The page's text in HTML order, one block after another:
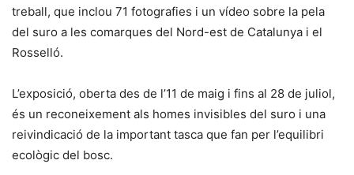
treball, que inclou 71 fotografies i un vídeo sobre la pela
del suro a les comarques del Nord-est de Catalunya i el
Rosselló.
L’exposició, oberta des de l’11 de maig i fins al 28 de juliol,
és un reconeixement als homes invisibles del suro i una
reivindicació de la important tasca que fan per l’equilibri
ecològic del bosc.